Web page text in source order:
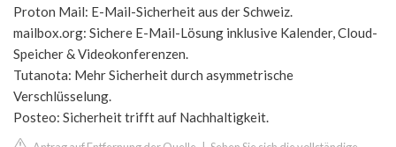
Proton Mail: E-Mail-Sicherheit aus der Schweiz.
mailbox.org: Sichere E-Mail-Lösung inklusive Kalender, Cloud-
Speicher & Videokonferenzen.
Tutanota: Mehr Sicherheit durch asymmetrische
Verschlüsselung.
Posteo: Sicherheit trifft auf Nachhaltigkeit.